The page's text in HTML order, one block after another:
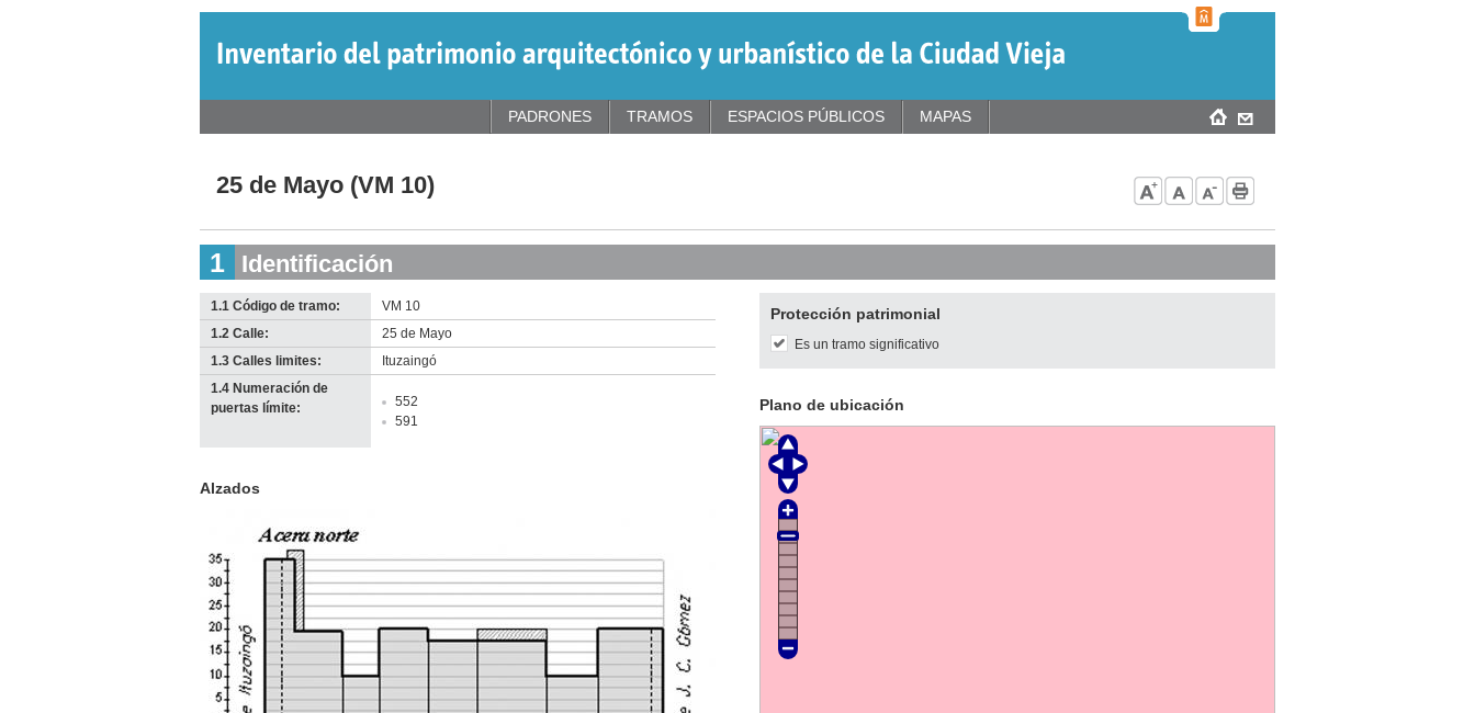
top25 de Mayo (VM 10)
1 Identificación
1.1 Código de tramo:
VM 10
1.2 Calle:
25 de Mayo
1.3 Calles limites:
Ituzaingó
1.4 Numeración de
puertas límite:
552
591
Alzados
Protección patrimonial
Es un tramo significativo
Plano de ubicación
PADRONES TRAMOS ESPACIOS PÚBLICOS MAPAS